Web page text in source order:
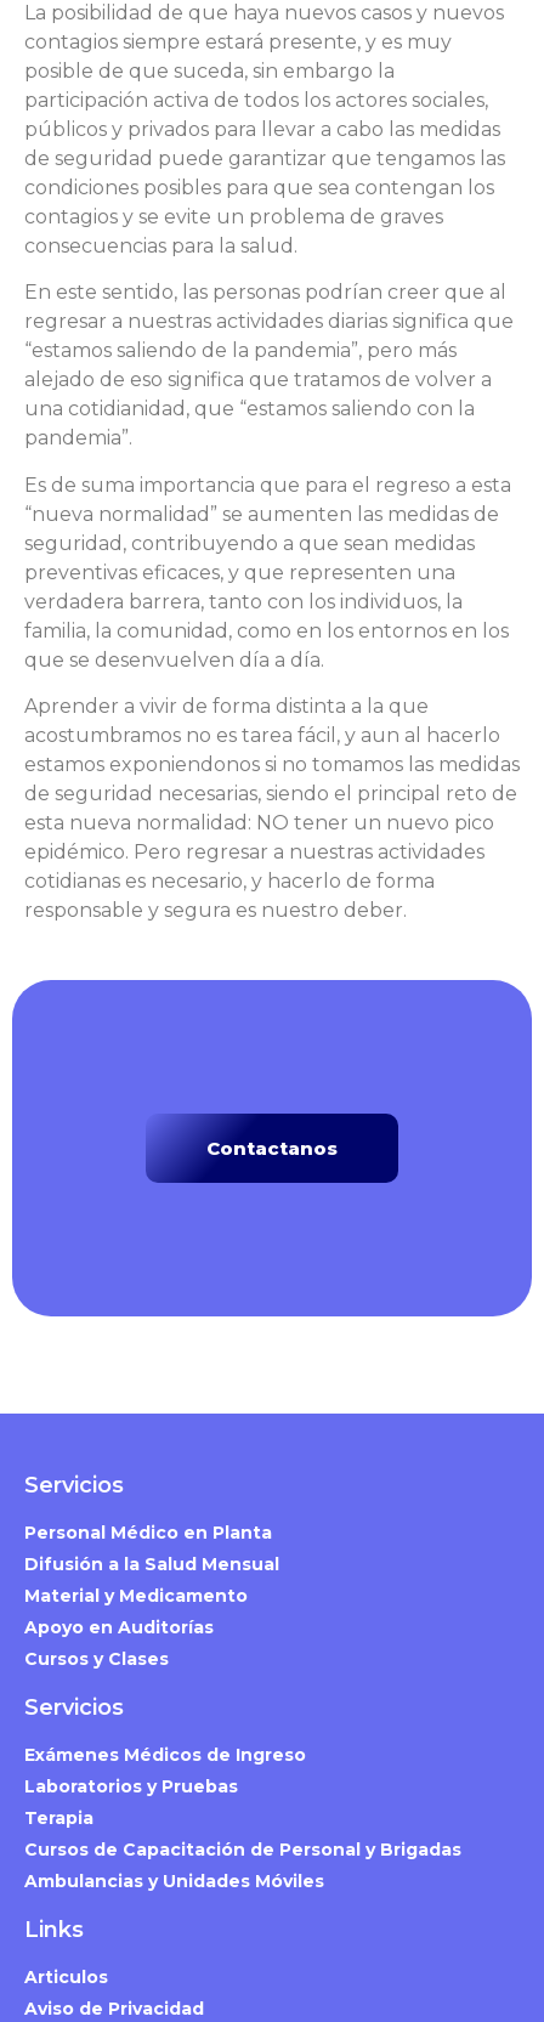
La posibilidad de que haya nuevos casos y nuevos
contagios siempre estará presente, y es muy
posible de que suceda, sin embargo la
participación activa de todos los actores sociales,
públicos y privados para llevar a cabo las medidas
de seguridad puede garantizar que tengamos las
condiciones posibles para que sea contengan los
contagios y se evite un problema de graves
consecuencias para la salud.
En este sentido, las personas podrían creer que al
regresar a nuestras actividades diarias significa que
“estamos saliendo de la pandemia”, pero más
alejado de eso significa que tratamos de volver a
una cotidianidad, que “estamos saliendo con la
pandemia”.
Es de suma importancia que para el regreso a esta
“nueva normalidad” se aumenten las medidas de
seguridad, contribuyendo a que sean medidas
preventivas eficaces, y que representen una
verdadera barrera, tanto con los individuos, la
familia, la comunidad, como en los entornos en los
que se desenvuelven día a día.
Aprender a vivir de forma distinta a la que
acostumbramos no es tarea fácil, y aun al hacerlo
estamos exponiendonos si no tomamos las medidas
de seguridad necesarias, siendo el principal reto de
esta nueva normalidad: NO tener un nuevo pico
epidémico. Pero regresar a nuestras actividades
cotidianas es necesario, y hacerlo de forma
responsable y segura es nuestro deber.
Contactanos
Servicios
Personal Médico en Planta
Difusión a la Salud Mensual
Material y Medicamento
Apoyo en Auditorías
Cursos y Clases
Servicios
Exámenes Médicos de Ingreso
Laboratorios y Pruebas
Terapia
Cursos de Capacitación de Personal y Brigadas
Ambulancias y Unidades Móviles
Links
Articulos
Aviso de Privacidad